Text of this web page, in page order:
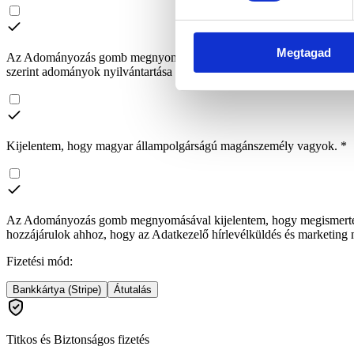
Megtagad
Az Adományozás gomb megnyomásával kijelentem, hogy
szerint adományok nyilvántartása céljából kezeli a személyes
Kijelentem, hogy magyar állampolgárságú magánszemély vagyok. *
Az Adományozás gomb megnyomásával kijelentem, hogy
hozzájárulok ahhoz, hogy az Adatkezelő hírlevélküldés és marketing
Fizetési mód:
Bankkártya (Stripe) Átutalás
Titkos és Biztonságos fizetés